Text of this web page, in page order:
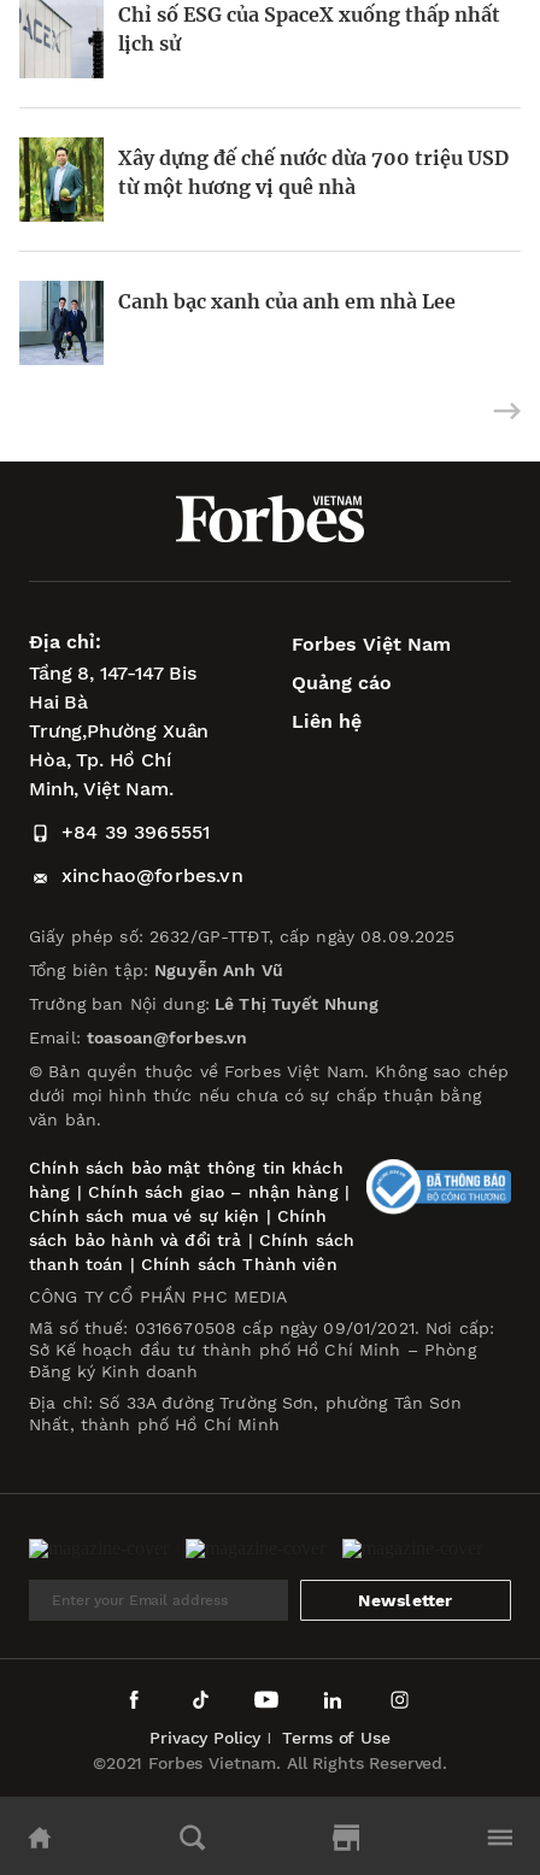
Chỉ số ESG của SpaceX xuống thấp nhất
lịch sử
Xây dựng đế chế nước dừa 700 triệu USD
từ một hương vị quê nhà
Canh bạc xanh của anh em nhà Lee
Startup biến nút bịt tai thành “cơn sốt”
220 triệu USD
Galaxea AI: Startup 700 triệu USD đầy
tham vọng “soán ngôi” Tesla Optimus
BRANDCONNECT | Brand Contributor
Kinh Bắc gia nhập lĩnh vực AI với dự án
tỷ đô
Todd Graves và đế chế 22 tỷ USD từ
miếng gà rán
Nhà sáng lập 25 tuổi và tham vọng lật
Địa chỉ:
Tầng 8, 147-147 Bis
Hai Bà
Trưng,Phường Xuân
Hòa,Tp. Hồ Chí
Minh, Việt Nam.
+84 39 3965551
xinchao@forbes.vn
Forbes Việt Nam
Quảng cáo
Liên hệ
Giấy phép số: 2632/GP-TTĐT, cấp ngày 08.09.2025
Tổng biên tập: Nguyễn Anh Vũ
Trưởng ban Nội dung: Lê Thị Tuyết Nhung
Email: toasoan@forbes.vn
© Bản quyền thuộc về Forbes Việt Nam. Không sao chép
dưới mọi hình thức nếu chưa có sự chấp thuận bằng
văn bản.
Chính sách bảo mật thông tin khách
hàng | Chính sách giao – nhận hàng|
Chính sách mua vé sự kiện | Chính
sách bảo hành và đổi trả | Chính sách
thanh toán | Chính sách Thành viên
CÔNG TY CỔ PHẦN PHC MEDIA
Mã số thuế: 0316670508 cấp ngày 09/01/2021. Nơi cấp:
Sở Kế hoạch đầu tư thành phố Hồ Chí Minh – Phòng
Đăng ký Kinh doanh
Địa chỉ: Số 33A đường Trường Sơn, phường Tân Sơn
Nhất, thành phố Hồ Chí Minh
Newsletter
©2021 Forbes Vietnam. All Rights Reserved.
Privacy Policy Terms of Use